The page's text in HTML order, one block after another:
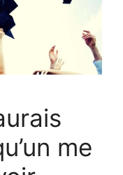
me